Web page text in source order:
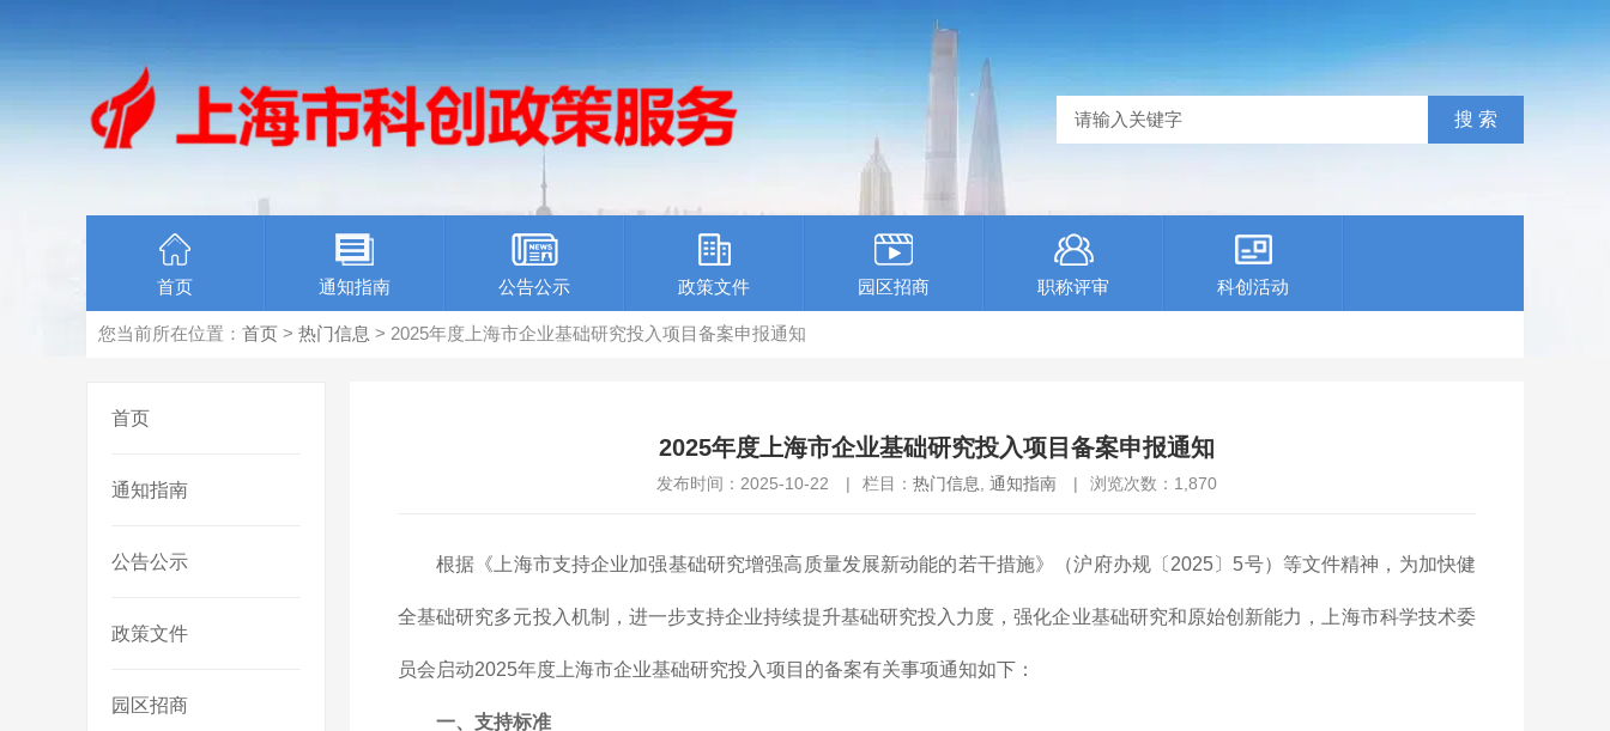
首页 通知指南 公告公示 政策文件 园区招商 职称评审 科创活动
您当前所在位置： 首页 > 热门信息 > 2025年度上海市企业基础研究投入项目备案申报通知
首页
通知指南
公告公示
政策文件
园区招商
2025年度上海市企业基础研究投入项目备案申报通知
发布时间：2025-10-22 | 栏目： 热门信息 通知指南 | 浏览次数： 1,870
根据《上海市支持企业加强基础研究增强高质量发展新动能的若干措施》（沪府办规〔2025〕5号）等文件精神，为加快健
全基础研究多元投入机制，进一步支持企业持续提升基础研究投入力度，强化企业基础研究和原始创新能力，上海市科学技术委
员会启动2025年度上海市企业基础研究投入项目的备案有关事项通知如下：
一、支持标准